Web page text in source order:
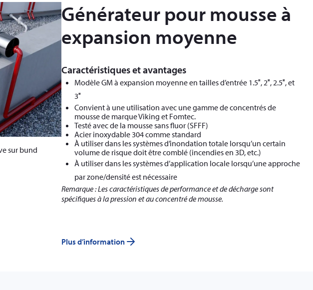
sur bund
Générateur pour mousse à
expansion moyenne
Caractéristiques et avantages
Modèle GM à expansion moyenne en tailles d’entrée 1.5″, 2″, 2.5″, et
3″
Convient à une utilisation avec une gamme de concentrés de
mousse de marque Viking et Fomtec.
Testé avec de la mousse sans fluor (SFFF)
Acier inoxydable 304 comme standard
À utiliser dans les systèmes d’inondation totale lorsqu’un certain
volume de risque doit être comblé (incendies en 3D, etc.)
À utiliser dans les systèmes d’application locale lorsqu’une approche
par zone/densité est nécessaire
Remarque : Les caractéristiques de performance et de décharge sont
spécifiques à la pression et au concentré de mousse.
Plus d’information